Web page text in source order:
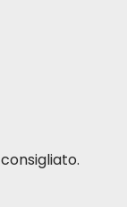
z
po
stanu